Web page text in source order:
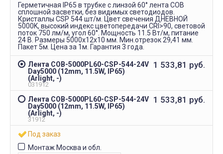
Герметичная IP65 в трубке с линзой 60° лента COB
сплошной засветки, без видимых светодиодов.
Кристаллы CSP 544 шт/м. Цвет свечения ДНЕВНОЙ
5000K, высокий индекс цветопередачи CRI>90, световой
поток 750 лм/м, угол 60°. Мощность 11.5 Вт/м, питание
24 В. Размеры 5000х12х10 мм. Мин.отрезок 29,41 мм.
Пакет 5м. Цена за 1м. Гарантия 3 года.
Лента COB-5000PL60-CSP-544-24V
Day5000 (12mm, 11.5W, IP65)
(Arlight, -)
031912
1 533,81 руб.
Лента COB-5000PL60-CSP-544-24V
Day5000 (12mm, 11.5W, IP65)
(Arlight, -)
31912
1 533,81 руб.
Под заказ
Монтаж Москва и обл.